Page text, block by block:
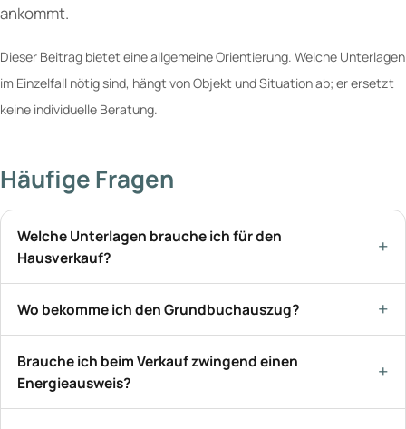
ankommt.
Dieser Beitrag bietet eine allgemeine Orientierung. Welche Unterlagen
im Einzelfall nötig sind, hängt von Objekt und Situation ab; er ersetzt
keine individuelle Beratung.
Häufige Fragen
Welche Unterlagen brauche ich für den
Hausverkauf?
Wo bekomme ich den Grundbuchauszug?
Brauche ich beim Verkauf zwingend einen
Energieausweis?